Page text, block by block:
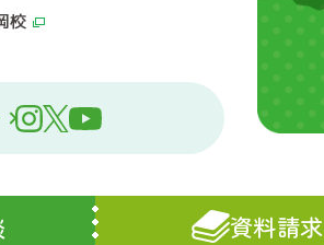
校
資料請求